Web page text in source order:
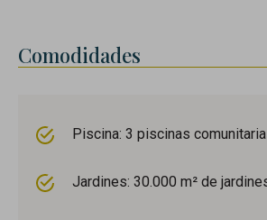
Comodidades
Piscina: 3 piscinas
Jardines: 30.000 m² de